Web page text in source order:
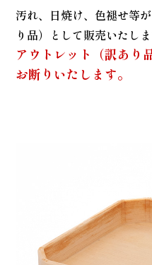
汚れ、日焼け、色褪せ等
り品）として販売いたしま
アウトレット（訳あり
お断りいたします。